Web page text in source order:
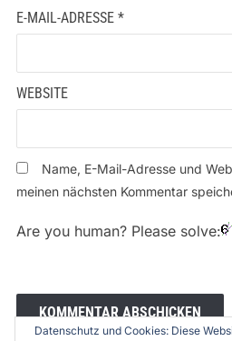
E-MAIL-ADRESSE *
WEBSITE
Name, E-Mail-Adresse und
meinen nächsten Kommentar
Are you human? Please solve:
Datenschutz und Cookies: Diese